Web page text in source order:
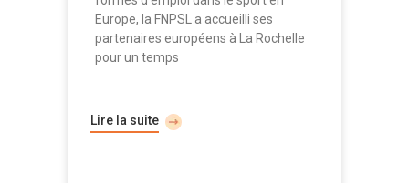
Europe, la FNPSL a accueilli ses
partenaires européens à La Rochelle
pour un temps
Lire la suite